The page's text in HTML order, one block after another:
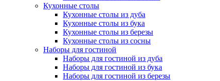
Кухонные столы
Кухонные столы из дуба
Кухонные столы из бука
Кухонные столы из березы
Кухонные столы из сосны
Наборы для гостиной
Наборы для гостиной из дуба
Наборы для гостиной из бука
Наборы для гостиной из березы